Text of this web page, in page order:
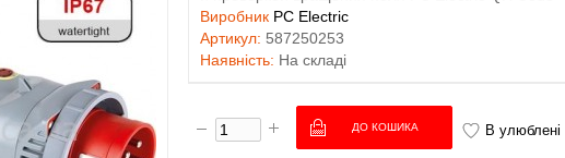
Виробник PC Electric
Артикул: 587250253
Наявність: На складі
В улюблені